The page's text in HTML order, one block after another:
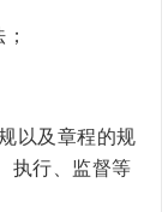
以及章程的规
执行、监督等